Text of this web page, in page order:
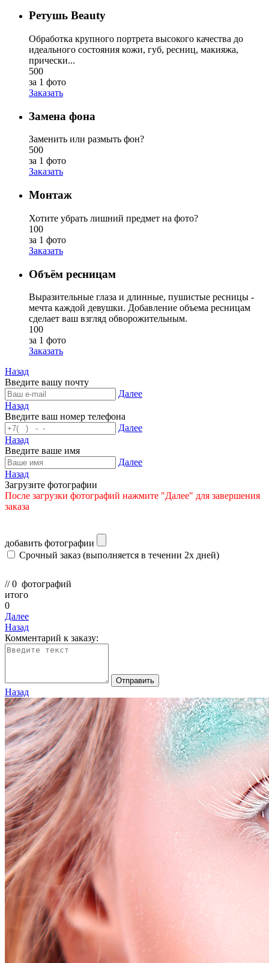
Ретушь Beauty
Обработка крупного портрета высокого качества до
идеального состояния кожи, губ, ресниц, макияжа,
прически...
500
за 1 фото
Заказать
Замена фона
Заменить или размыть фон?
500
за 1 фото
Заказать
Монтаж
Хотите убрать лишний предмет на фото?
100
за 1 фото
Заказать
Объём ресницам
Выразительные глаза и длинные, пушистые ресницы -
мечта каждой девушки. Добавление объема ресницам
сделает ваш взгляд обворожительным.
100
за 1 фото
Заказать
Назад
Введите вашу почту
Далее
Назад
Введите ваш номер телефона
Далее
Назад
Введите ваше имя
Далее
Назад
Загрузите фотографии
После загрузки фотографий нажмите "Далее" для завершения
заказа
добавить фотографии
Срочный заказ (выполняется в течении 2х дней)
// 0 фотографий
итого
0
Далее
Назад
Комментарий к заказу:
Отправить
Назад